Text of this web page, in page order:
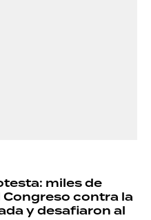
miles de
contra la
y desafiaron al